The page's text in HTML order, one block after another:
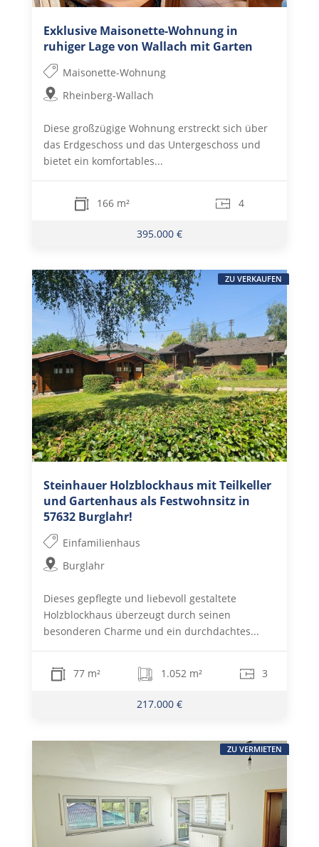
Exklusive Maisonette-Wohnung in
ruhiger Lage von Wallach mit Garten
Maisonette-Wohnung
Rheinberg-Wallach
Diese großzügige Wohnung erstreckt sich über
das Erdgeschoss und das Untergeschoss und
bietet ein komfortables...
166 m² 4
395.000 €
Steinhauer Holzblockhaus mit Teilkeller
und Gartenhaus als Festwohnsitz in
57632 Burglahr!
Einfamilienhaus
Burglahr
Dieses gepflegte und liebevoll gestaltete
Holzblockhaus überzeugt durch seinen
besonderen Charme und ein durchdachtes...
77 m² 1.052 m² 3
217.000 €
ZU VERKAUFEN
ZU VERMIETEN